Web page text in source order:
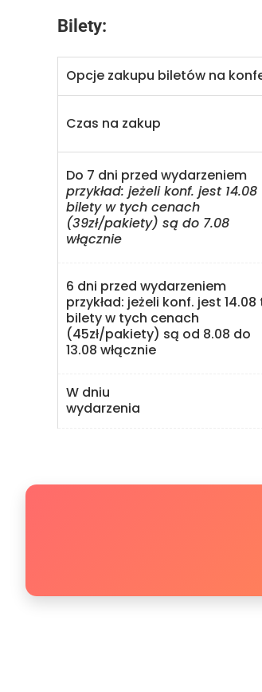
Bilety:
Opcje zakupu biletów na
Czas na zakup
Do 7 dni przed wydarzeniem
przykład: jeżeli konf. jest 14.08
bilety w tych cenach
(39zł/pakiety) są do 7.08
włącznie
6 dni przed wydarzeniem
przykład: jeżeli konf. jest 14.08
bilety w tych cenach
(45zł/pakiety) są od 8.08 do
13.08 włącznie
W dniu
wydarzenia